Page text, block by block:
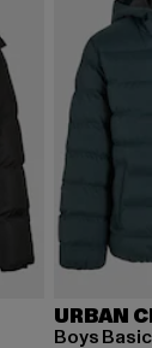
URBAN
Boys